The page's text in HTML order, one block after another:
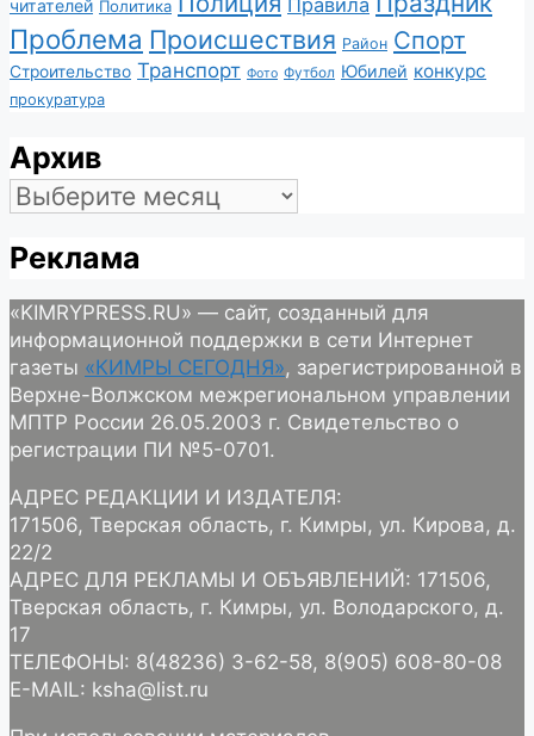
читателей Политика
Проблема Происшествия Район Спорт
Строительство Транспорт Фото Футбол Юбилей конкурс
прокуратура
Архив
Архив
Реклама
«KIMRYPRESS.RU» — сайт, созданный для
информационной поддержки в сети Интернет
газеты «КИМРЫ СЕГОДНЯ», зарегистрированной в
Верхне-Волжском межрегиональном управлении
МПТР России 26.05.2003 г. Свидетельство о
регистрации ПИ №5-0701.
АДРЕС РЕДАКЦИИ И ИЗДАТЕЛЯ:
171506, Тверская область, г. Кимры, ул. Кирова, д.
22/2
АДРЕС ДЛЯ РЕКЛАМЫ И ОБЪЯВЛЕНИЙ: 171506,
Тверская область, г. Кимры, ул. Володарского, д.
17
ТЕЛЕФОНЫ: 8(48236) 3-62-58, 8(905) 608-80-08
E-MAIL: ksha@list.ru